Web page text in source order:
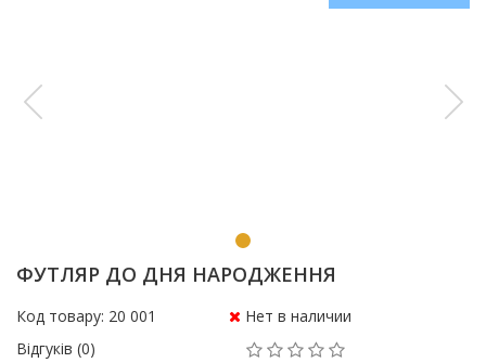
ФУТЛЯР ДО ДНЯ НАРОДЖЕННЯ
Код товару: 20 001
Нет в наличии
Відгуків (0)